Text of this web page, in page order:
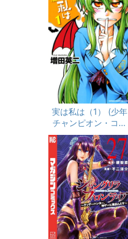
実は私は（1） (少年
チャンピオン・コミ
ックス)